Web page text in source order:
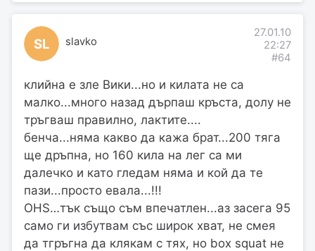
SL slavko
27.01.10
22:27
#64
клийна е зле Вики...но и килата не са
малко...много назад дърпаш кръста, долу не
тръгваш правилно, лактите....
бенча...няма какво да кажа брат...200 тяга
ще дръпна, но 160 кила на лег са ми
далечко и като гледам няма и кой да те
пази...просто евала...!!!
OHS…тък също съм впечатлен...аз засега 95
само ги избутвам със широк хват, не смея
да тгръгна да клякам с тях, но box squat не